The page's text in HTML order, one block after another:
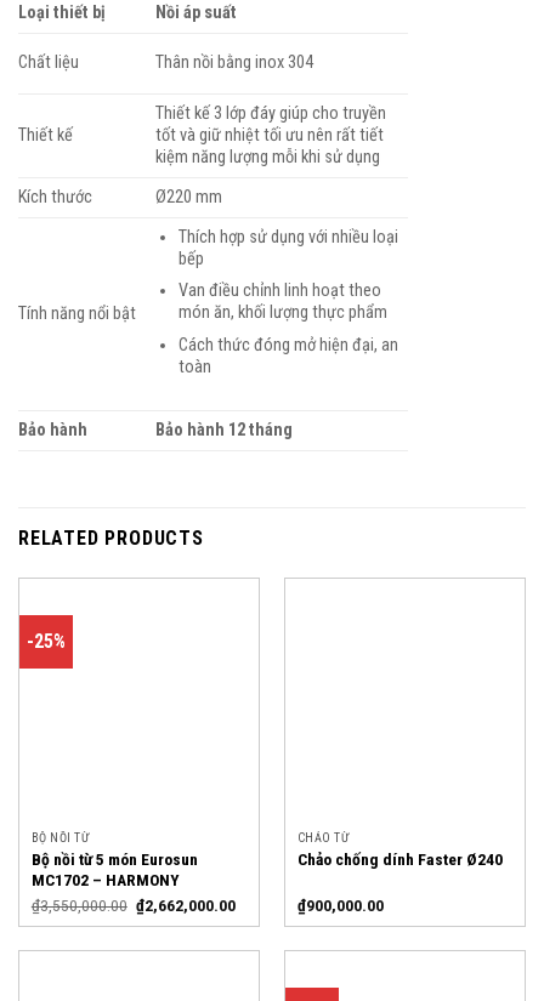
Loại thiết bị
Nồi áp suất
Chất liệu Thân nồi bằng inox 304
Thiết kế
Thiết kế 3 lớp đáy giúp cho truyền
tốt và giữ nhiệt tối ưu nên rất tiết
kiệm năng lượng mỗi khi sử dụng
Kích thước
Ø220 mm
Tính năng nổi bật
Thích hợp sử dụng với nhiều loại
bếp
Van điều chỉnh linh hoạt theo
món ăn, khối lượng thực phẩm
Cách thức đóng mở hiện đại, an
toàn
Bảo hành Bảo hành 12 tháng
RELATED PRODUCTS
-25%
BỘ NỒI TỪ
Bộ nồi từ 5 món Eurosun
MC1702 – HARMONY
₫3,550,000.00 ₫2,662,000.00
CHẢO TỪ
Chảo chống dính Faster Ø240
₫900,000.00